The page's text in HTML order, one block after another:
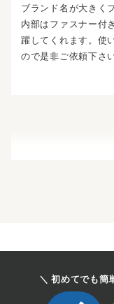
ブランド名が大きく
内部はファスナー付
躍してくれます。使
ので是非ご依頼下さい
＼ 初めてでも簡